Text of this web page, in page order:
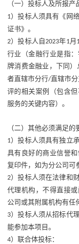
（一）投标人及所报产
1）投标人须具有《网
证书》。
2）投标人自2023年1月
行业（金融行业是指
牌消费金融业，下同
者直辖市分行/直辖市
评的相关案例（包含
服务的关键内容）。
（二）其他必须满足的
1）投标人须具有独立
具有良好的商业信誉
复印件，如为分公司可
2）投标人须在法律和
代理机构，不得直接
公司或其附属机构有任
3）投标人须从招标代
能参加本项目。
4）联合体投标：